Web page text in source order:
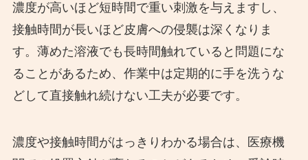
濃度が高いほど短時間で重い刺激を与えますし、
接触時間が長いほど皮膚への侵襲は深くなりま
す。薄めた溶液でも長時間触れていると問題にな
ることがあるため、作業中は定期的に手を洗うな
どして直接触れ続けない工夫が必要です。
濃度や接触時間がはっきりわかる場合は、医療機